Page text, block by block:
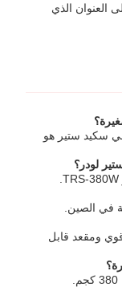
الذي
سكيد ستير هو
ومقعد قابل